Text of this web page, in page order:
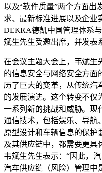
以及“软件质量”两个方面出
求、最新标准进展以及企业
DEKRA德凯中国管理体系
斌生先生受邀出席，并发表
在会议主题大会上，韦斌生
的信息安全与网络安全方面
历了巨大的变革，从传统汽
的发展演进。这个转变不仅
一系列新的挑战和威胁。现
通信技术，包括娱乐、导航
原型设计和车辆信息的保护
及其供应链中，都需要更具
韦斌生先生表示：“因此，
汽车供应链（风险）管理中